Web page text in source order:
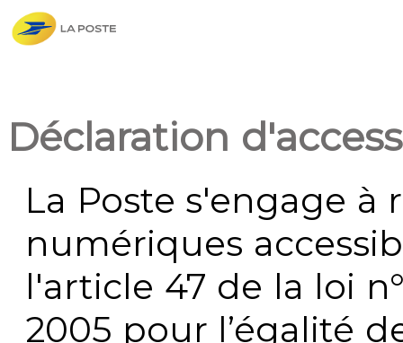
Déclaration
La Poste s'engage à
numériques
l'article 47 de la loi
2005 pour l’égalité